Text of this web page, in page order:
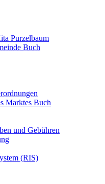
Purzelbaum
Buch
Marktes Buch
und Gebühren
(RIS)